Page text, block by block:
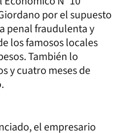
por el supuesto
penal fraudulenta y
los famosos locales
También lo
y cuatro meses de
el empresario